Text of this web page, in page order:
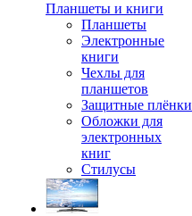
Планшеты и книги
Планшеты
Электронные
книги
Чехлы для
планшетов
Защитные плёнки
Обложки для
электронных
книг
Стилусы